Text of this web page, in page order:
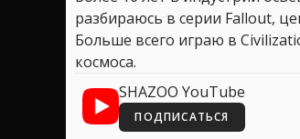
разбираюсь в серии Fallout,
Больше всего играю в
космоса.
SHAZOO YouTube
ПОДПИСАТЬСЯ